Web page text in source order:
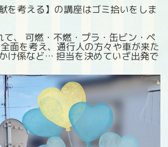
を考える】の講座はゴミ拾いをしま
、 可燃・不燃・プラ・缶ビン・ペ
面を考え、通行人の方々や車が来た
け係など… 担当を決めていざ出発で